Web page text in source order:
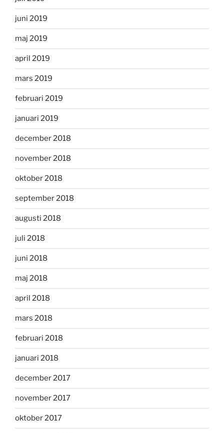
juni 2019
maj 2019
april 2019
mars 2019
februari 2019
januari 2019
december 2018
november 2018
oktober 2018
september 2018
augusti 2018
juli 2018
juni 2018
maj 2018
april 2018
mars 2018
februari 2018
januari 2018
december 2017
november 2017
oktober 2017